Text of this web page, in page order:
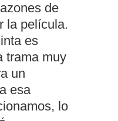
de
la película.
es
trama muy
un
esa
lo